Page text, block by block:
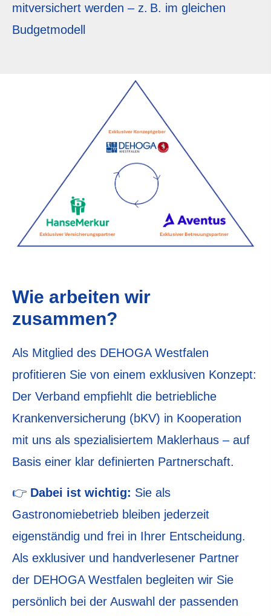
mitversichert werden – z. B. im gleichen
Budgetmodell
Wie arbeiten wir
zusammen?
Als Mitglied des DEHOGA Westfalen
profitieren Sie von einem exklusiven Konzept:
Der Verband empfiehlt die betriebliche
Kranken­ver­si­che­rung (bKV) in Kooperation
mit uns als spezialisiertem Maklerhaus – auf
Basis einer klar definierten Partnerschaft.
👉 Dabei ist wichtig: Sie als
Gastronomiebetrieb bleiben jederzeit
eigenständig und frei in Ihrer Entscheidung.
Als exklusiver und handverlesener Partner
der DEHOGA Westfalen begleiten wir Sie
persönlich bei der Auswahl der passenden